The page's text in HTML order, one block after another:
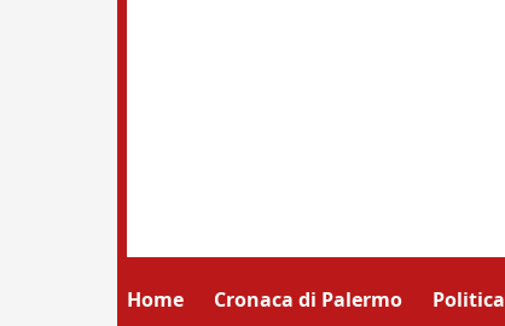
Home Cronaca di Palermo Politica